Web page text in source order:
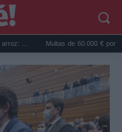
Multas de 60.000 € por vender